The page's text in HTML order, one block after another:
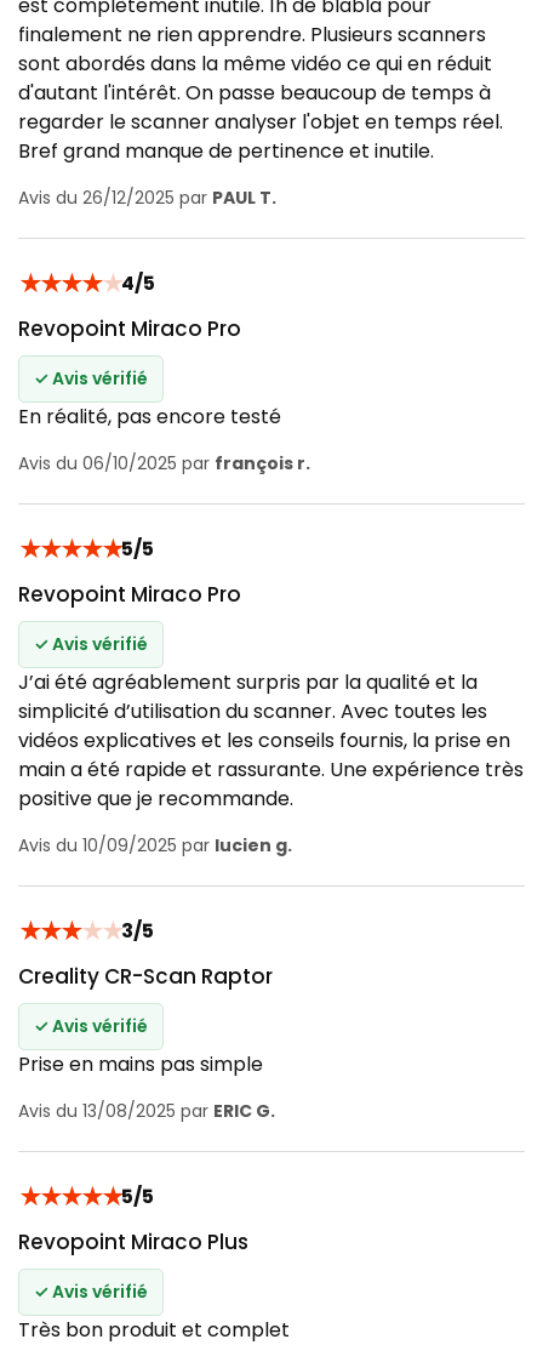
finalement ne rien apprendre. Plusieurs scanners
sont abordés dans la même vidéo ce qui en réduit
d'autant l'intérêt. On passe beaucoup de temps à
regarder le scanner analyser l'objet en temps réel.
Bref grand manque de pertinence et inutile.
Avis du 26/12/2025 par PAUL T.
★★★★★4/5
Revopoint Miraco Pro
✓ Avis vérifié
En réalité, pas encore testé
Avis du 06/10/2025 par françois r.
★★★★★5/5
Revopoint Miraco Pro
✓ Avis vérifié
J’ai été agréablement surpris par la qualité et la
simplicité d’utilisation du scanner. Avec toutes les
vidéos explicatives et les conseils fournis, la prise en
main a été rapide et rassurante. Une expérience très
positive que je recommande.
Avis du 10/09/2025 par lucien g.
★★★★★3/5
Creality CR-Scan Raptor
✓ Avis vérifié
Prise en mains pas simple
Avis du 13/08/2025 par ERIC G.
★★★★★5/5
Revopoint Miraco Plus
✓ Avis vérifié
Très bon produit et complet